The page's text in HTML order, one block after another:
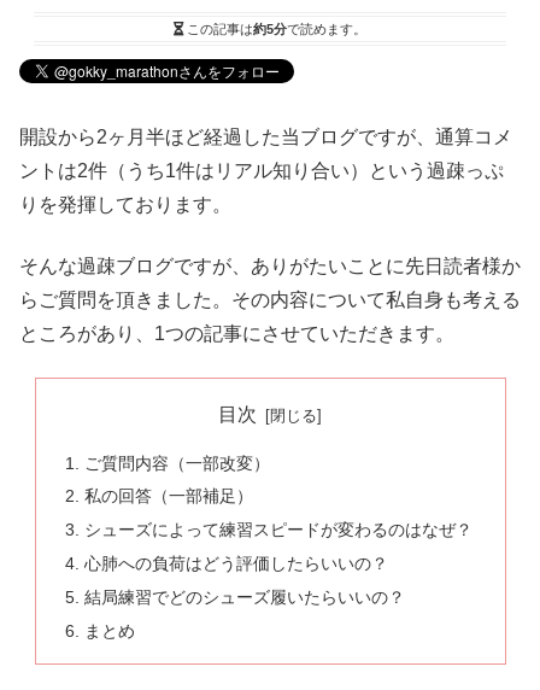
この記事は約5分で読めます。
開設から2ヶ月半ほど経過した当ブログですが、通算コメ
ントは2件（うち1件はリアル知り合い）という過疎っぷ
りを発揮しております。
そんな過疎ブログですが、ありがたいことに先日読者様か
らご質問を頂きました。その内容について私自身も考える
ところがあり、1つの記事にさせていただきます。
目次
ご質問内容（一部改変）
私の回答（一部補足）
シューズによって練習スピードが変わるのはなぜ？
心肺への負荷はどう評価したらいいの？
結局練習でどのシューズ履いたらいいの？
まとめ